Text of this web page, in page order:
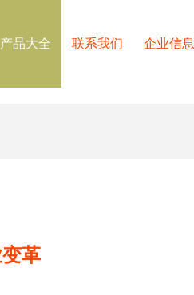
产品大全 联系我们 企业信息
革